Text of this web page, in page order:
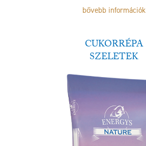
bővebb információk
CUKORRÉPA
SZELETEK